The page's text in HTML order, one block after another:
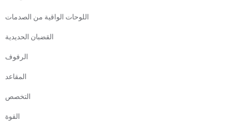
اللوحات الواقية من الصدمات
القضبان الحديدية
الرفوف
المقاعد
التخصص
القوة